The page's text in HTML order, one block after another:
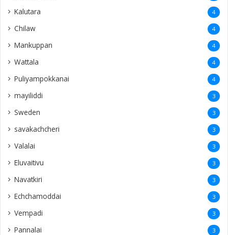
Kalutara 4
Chilaw 4
Mankuppan 4
Wattala 4
Puliyampokkanai 4
mayiliddi 3
Sweden 3
savakachcheri 3
Valalai 3
Eluvaitivu 3
Navatkiri 3
Echchamoddai 3
Vempadi 3
Pannalai 3